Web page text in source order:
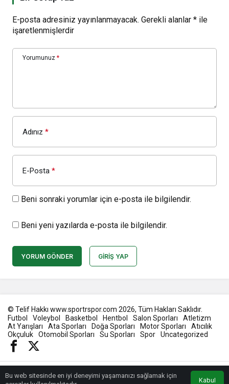
E-posta adresiniz yayınlanmayacak. Gerekli alanlar * ile
işaretlenmişlerdir
Yorumunuz *
Adınız *
E-Posta *
Beni sonraki yorumlar için e-posta ile bilgilendir.
Beni yeni yazılarda e-posta ile bilgilendir.
YORUM GÖNDER GIRIŞ YAP
Bu web sitesinde en iyi deneyimi yaşamanızı sağlamak için
Kabul
© Telif Hakkı www.sportrspor.com 2026, Tüm Hakları Saklıdır.
Futbol
Voleybol Basketbol Hentbol Salon Sporları
Atletizm
At Yarışları
Ata Sporları Doğa Sporları Motor Sporları
Atıcılık
Okçuluk
Otomobil Sporları Su Sporları Spor Uncategorized